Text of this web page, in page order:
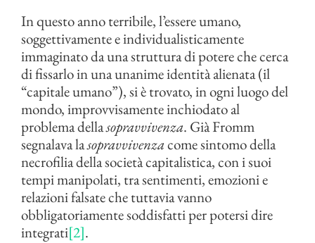
In questo anno terribile, l’essere umano,
soggettivamente e individualisticamente
immaginato da una struttura di potere che cerca
di fissarlo in una unanime identità alienata (il
“capitale umano”), si è trovato, in ogni luogo del
mondo, improvvisamente inchiodato al
problema dellasopravvivenza. Già Fromm
segnalava lasopravvivenzacome sintomo della
necrofilia della società capitalistica, con i suoi
tempi manipolati, tra sentimenti, emozioni e
relazioni falsate che tuttavia vanno
obbligatoriamente soddisfatti per potersi dire
integrati[2].